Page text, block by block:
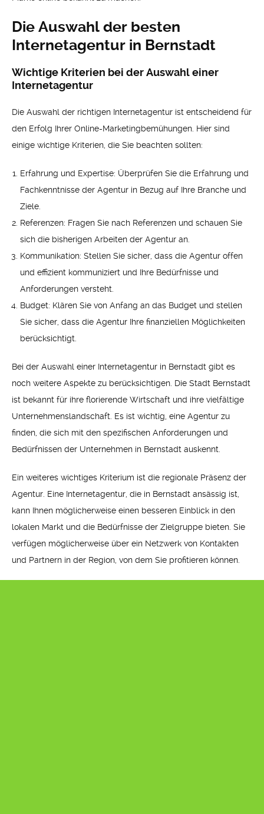
Die Auswahl der besten
Internetagentur in Bernstadt
Wichtige Kriterien bei der Auswahl einer
Internetagentur
Die Auswahl der richtigen Internetagentur ist entscheidend für
den Erfolg Ihrer Online-Marketingbemühungen. Hier sind
einige wichtige Kriterien, die Sie beachten sollten:
Erfahrung und Expertise: Überprüfen Sie die Erfahrung und
Fachkenntnisse der Agentur in Bezug auf Ihre Branche und
Ziele.
Referenzen: Fragen Sie nach Referenzen und schauen Sie
sich die bisherigen Arbeiten der Agentur an.
Kommunikation: Stellen Sie sicher, dass die Agentur offen
und effizient kommuniziert und Ihre Bedürfnisse und
Anforderungen versteht.
Budget: Klären Sie von Anfang an das Budget und stellen
Sie sicher, dass die Agentur Ihre finanziellen Möglichkeiten
berücksichtigt.
Bei der Auswahl einer Internetagentur in Bernstadt gibt es
noch weitere Aspekte zu berücksichtigen. Die Stadt Bernstadt
ist bekannt für ihre florierende Wirtschaft und ihre vielfältige
Unternehmenslandschaft. Es ist wichtig, eine Agentur zu
finden, die sich mit den spezifischen Anforderungen und
Bedürfnissen der Unternehmen in Bernstadt auskennt.
Ein weiteres wichtiges Kriterium ist die regionale Präsenz der
Agentur. Eine Internetagentur, die in Bernstadt ansässig ist,
kann Ihnen möglicherweise einen besseren Einblick in den
lokalen Markt und die Bedürfnisse der Zielgruppe bieten. Sie
verfügen möglicherweise über ein Netzwerk von Kontakten
und Partnern in der Region, von dem Sie profitieren können.